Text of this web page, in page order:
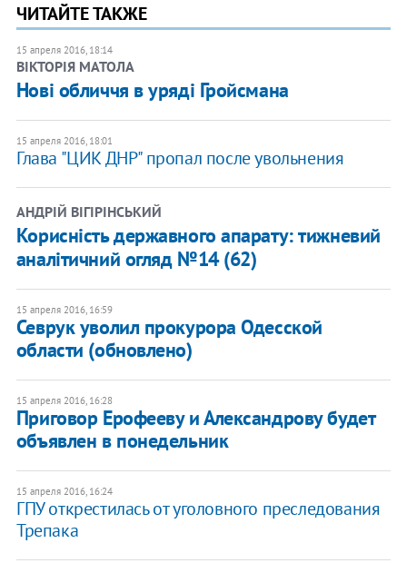
ЧИТАЙТЕ ТАКЖЕ
15 апреля 2016, 18:14
ВІКТОРІЯ МАТОЛА
Нові обличчя в уряді Гройсмана
15 апреля 2016, 18:01
Глава "ЦИК ДНР" пропал после увольнения
АНДРІЙ ВІГІРІНСЬКИЙ
Корисність державного апарату: тижневий
аналітичний огляд №14 (62)
15 апреля 2016, 16:59
Севрук уволил прокурора Одесской
области (обновлено)
15 апреля 2016, 16:28
Приговор Ерофееву и Александрову будет
объявлен в понедельник
15 апреля 2016, 16:24
ГПУ открестилась от уголовного преследования
Трепака